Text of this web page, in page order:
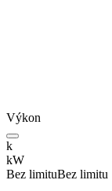
Výkon
k
kW
Bez limituBez limitu